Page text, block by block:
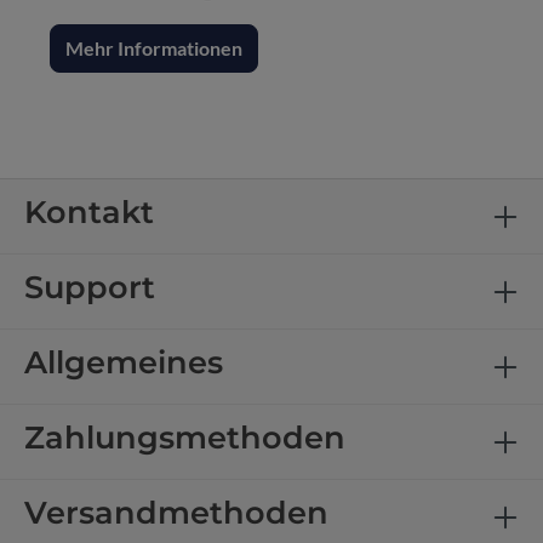
Mehr Informationen
Kontakt
Support
Allgemeines
Zahlungsmethoden
Versandmethoden